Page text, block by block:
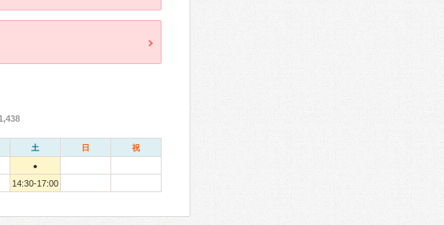
土 日 祝
●
14:30-17:00